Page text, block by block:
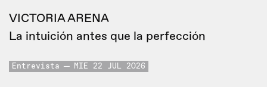
VICTORIA ARENA
La intuición antes que la perfección
Entrevista MIE 22 JUL 2026